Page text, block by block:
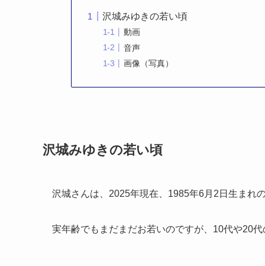
沢城みゆきの若い頃
動画
音声
画像（写真）
沢城みゆきの若い頃
沢城さんは、2025年現在、1985年6月2日生まれ
実年齢でもまだまだお若いのですが、10代や20